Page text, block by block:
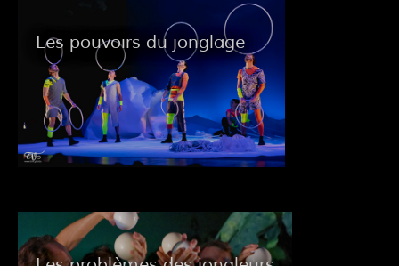
Les pouvoirs du jonglage